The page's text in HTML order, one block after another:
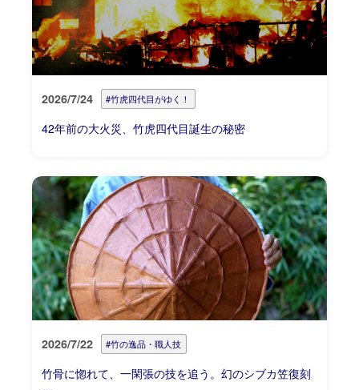
2026/7/24 #竹虎四代目がゆく！
42年前の大火災、竹虎四代目誕生の秘密
2026/7/22 #竹の逸品・職人技
竹骨に惚れて、一閑張の技を追う。幻のシブカ笠復刻